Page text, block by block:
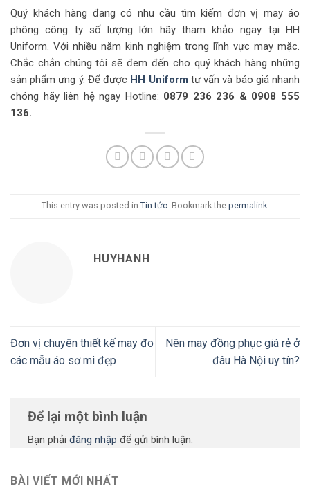
Quý khách hàng đang có nhu cầu tìm kiếm đơn vị may áo
phông công ty số lượng lớn hãy tham khảo ngay tại HH
Uniform. Với nhiều năm kinh nghiệm trong lĩnh vực may mặc.
Chắc chắn chúng tôi sẽ đem đến cho quý khách hàng những
sản phẩm ưng ý. Để được HH Uniform tư vấn và báo giá nhanh
chóng hãy liên hệ ngay Hotline: 0879 236 236 & 0908 555
136.
This entry was posted in Tin tức. Bookmark the permalink.
HUYHANH
Đơn vị chuyên thiết kế may đo
các mẫu áo sơ mi đẹp
Nên may đồng phục giá rẻ ở
đâu Hà Nội uy tín?
Để lại một bình luận
Bạn phải đăng nhập để gửi bình luận.
BÀI VIẾT MỚI NHẤT